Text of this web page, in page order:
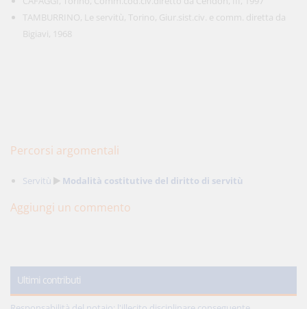
TAMBURRINO, Le servitù, Torino, Giur.sist.civ. e comm. diretta da
Bigiavi, 1968
Percorsi argomentali
Servitù Modalità costitutive del diritto di servitù
Aggiungi un commento
Ultimi contributi